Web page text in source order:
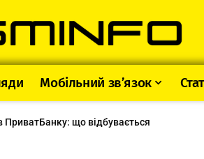
Мобільний зв’язок
ПриватБанку: що відбувається